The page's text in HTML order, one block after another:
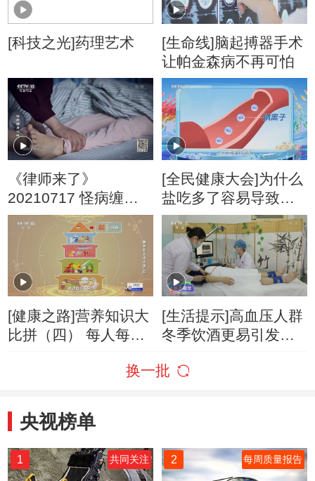
[科技之光]药理艺术
[生命线]脑起搏器手术
让帕金森病不再可怕
《律师来了》
20210717 怪病缠身
之谜
[全民健康大会]为什么
盐吃多了容易导致高
血压？
[健康之路]营养知识大
比拼（四） 每人每天
[生活提示]高血压人群
冬季饮酒更易引发脑
换一批
央视榜单
1 共同关注 2 每周质量报告